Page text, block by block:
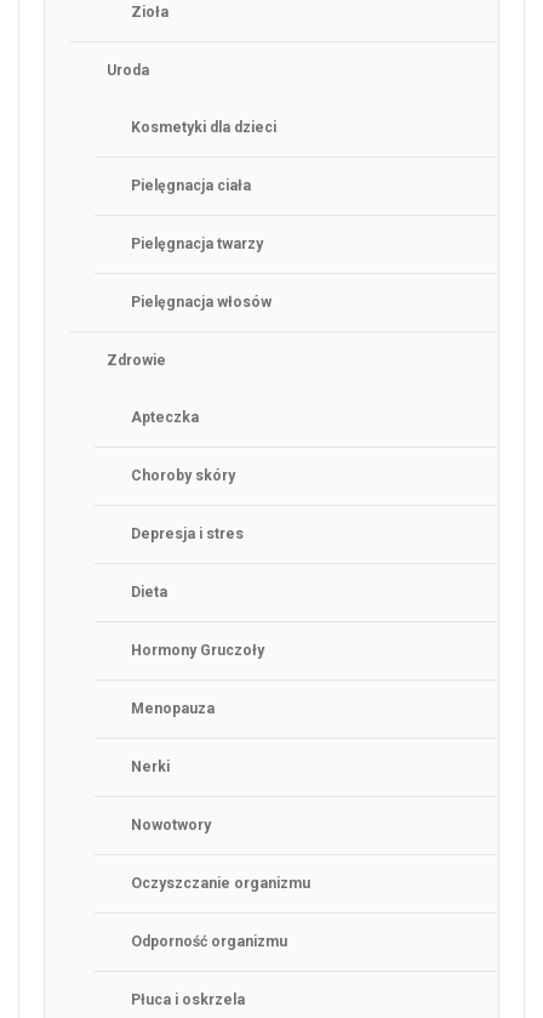
Zioła
Uroda
Kosmetyki dla dzieci
Pielęgnacja ciała
Pielęgnacja twarzy
Pielęgnacja włosów
Zdrowie
Apteczka
Choroby skóry
Depresja i stres
Dieta
Hormony Gruczoły
Menopauza
Nerki
Nowotwory
Oczyszczanie organizmu
Odporność organizmu
Płuca i oskrzela